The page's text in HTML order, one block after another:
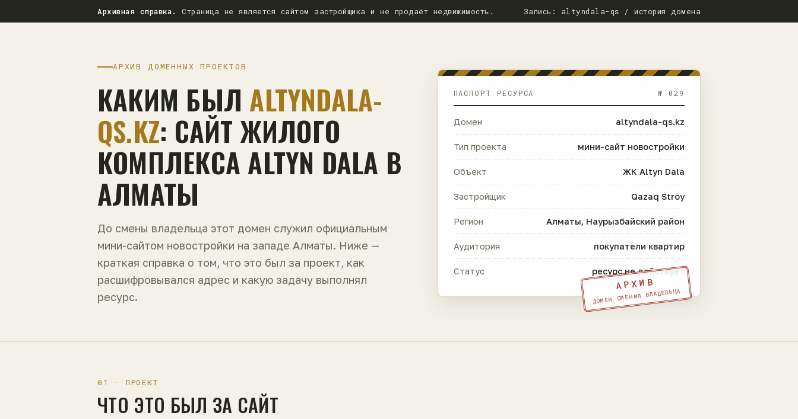
Архивная справка. Страница не является сайтом застройщика и не продаёт недвижимость. Запись: altyndala-qs / история домена
АРХИВ ДОМЕННЫХ ПРОЕКТОВ
КАКИМ БЫЛ ALTYNDALA-
QS.KZ: САЙТ ЖИЛОГО
КОМПЛЕКСА ALTYN DALA В
АЛМАТЫ
До смены владельца этот домен служил официальным
мини-сайтом новостройки на западе Алматы. Ниже —
краткая справка о том, что это был за проект, как
расшифровывался адрес и какую задачу выполнял
ресурс.
ПАСПОРТ РЕСУРСА № 029
Домен altyndala-qs.kz
Тип проекта мини-сайт новостройки
Объект ЖК Altyn Dala
Застройщик Qazaq Stroy
Регион Алматы, Наурызбайский район
Аудитория покупатели квартир
Статус ресурс не действует
АРХИВ
ДОМЕН СМЕНИЛ ВЛАДЕЛЬЦА
01 · ПРОЕКТ
ЧТО ЭТО БЫЛ ЗА САЙТ